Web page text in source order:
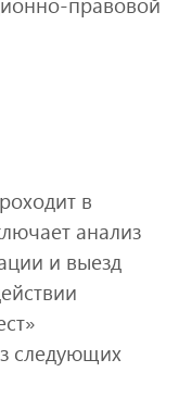
в
анализ
и выезд
следующих